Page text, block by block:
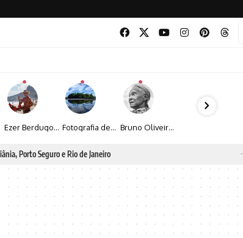
Ezer Berdugo transforma experiências multiculturais e memórias em narrativas visuais por meio da fotografia Fotografia de Fátima Carlini transforma paisagens naturais em experiências de contemplação Bruno Oliveira retrata o cotidiano urbano por meio da fotografia em preto e branco